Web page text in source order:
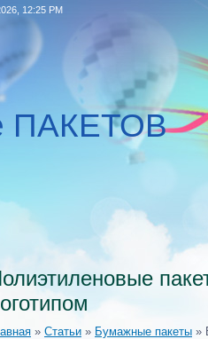
12:25 PM
ПАКЕТОВ
» Статьи » Бумажные пакеты »